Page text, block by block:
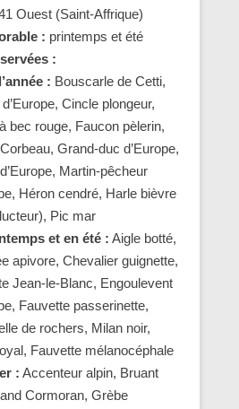
Ouest (Saint-Affrique)
: printemps et été
:
: Bouscarle de Cetti,
Cincle plongeur,
bec rouge, Faucon pèlerin,
Grand-duc d’Europe,
Martin-pêcheur
Héron cendré, Harle bièvre
Pic mar
et en été : Aigle botté,
apivore, Chevalier guignette,
Jean-le-Blanc, Engoulevent
Fauvette passerinette,
de rochers, Milan noir,
Fauvette mélanocéphale
: Accenteur alpin, Bruant
Cormoran, Grèbe